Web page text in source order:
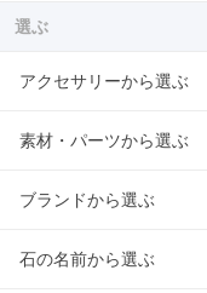
選ぶ
アクセサリーから選ぶ
素材・パーツから選ぶ
ブランドから選ぶ
石の名前から選ぶ